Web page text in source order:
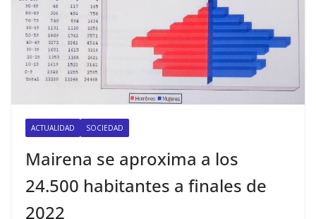
ACTUALIDAD SOCIEDAD
Mairena se aproxima a los
24.500 habitantes a finales de
2022